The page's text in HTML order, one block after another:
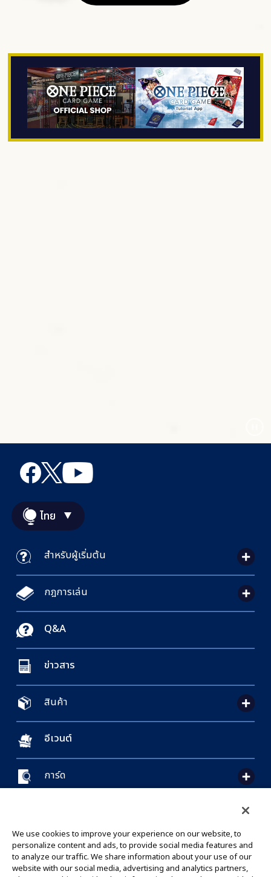
ไทย
สำหรับผู้เริ่มต้น
กฎการเล่น
Q&A
ข่าวสาร
สินค้า
อีเวนต์
การ์ด
GLOBAL ENTRANCE
We use cookies to improve your experience on our website, to
personalize content and ads, to provide social media features and
to analyze our traffic. We share information about your use of our
website with our social media, advertising and analytics partners,